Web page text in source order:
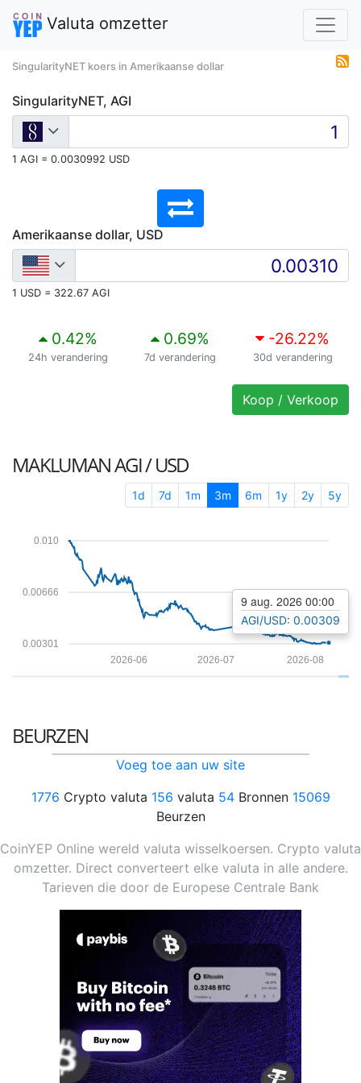
Valuta omzetter
SingularityNET koers in Amerikaanse dollar
SingularityNET, AGI
1 AGI = 0.0030992 USD
Amerikaanse dollar, USD
1 USD = 322.67 AGI
0.42%
24h verandering
0.69%
7d verandering
-26.22%
30d verandering
Koop / Verkoop
MAKLUMANAGI / USD
1d 7d 1m 3m 6m 1y 2y 5y
0.00301
0.00666
0.010
2026-08
2026-07
2026-06
9 aug. 2026 00:00
AGI/USD: 0.00309
BEURZEN
Voeg toe aan uw site
1776 Crypto valuta 156 valuta 54Bronnen 15069
Beurzen
CoinYEP Online wereld valuta wisselkoersen. Crypto valuta
omzetter. Direct converteert elke valuta in alle andere.
Tarieven die door de Europese Centrale Bank